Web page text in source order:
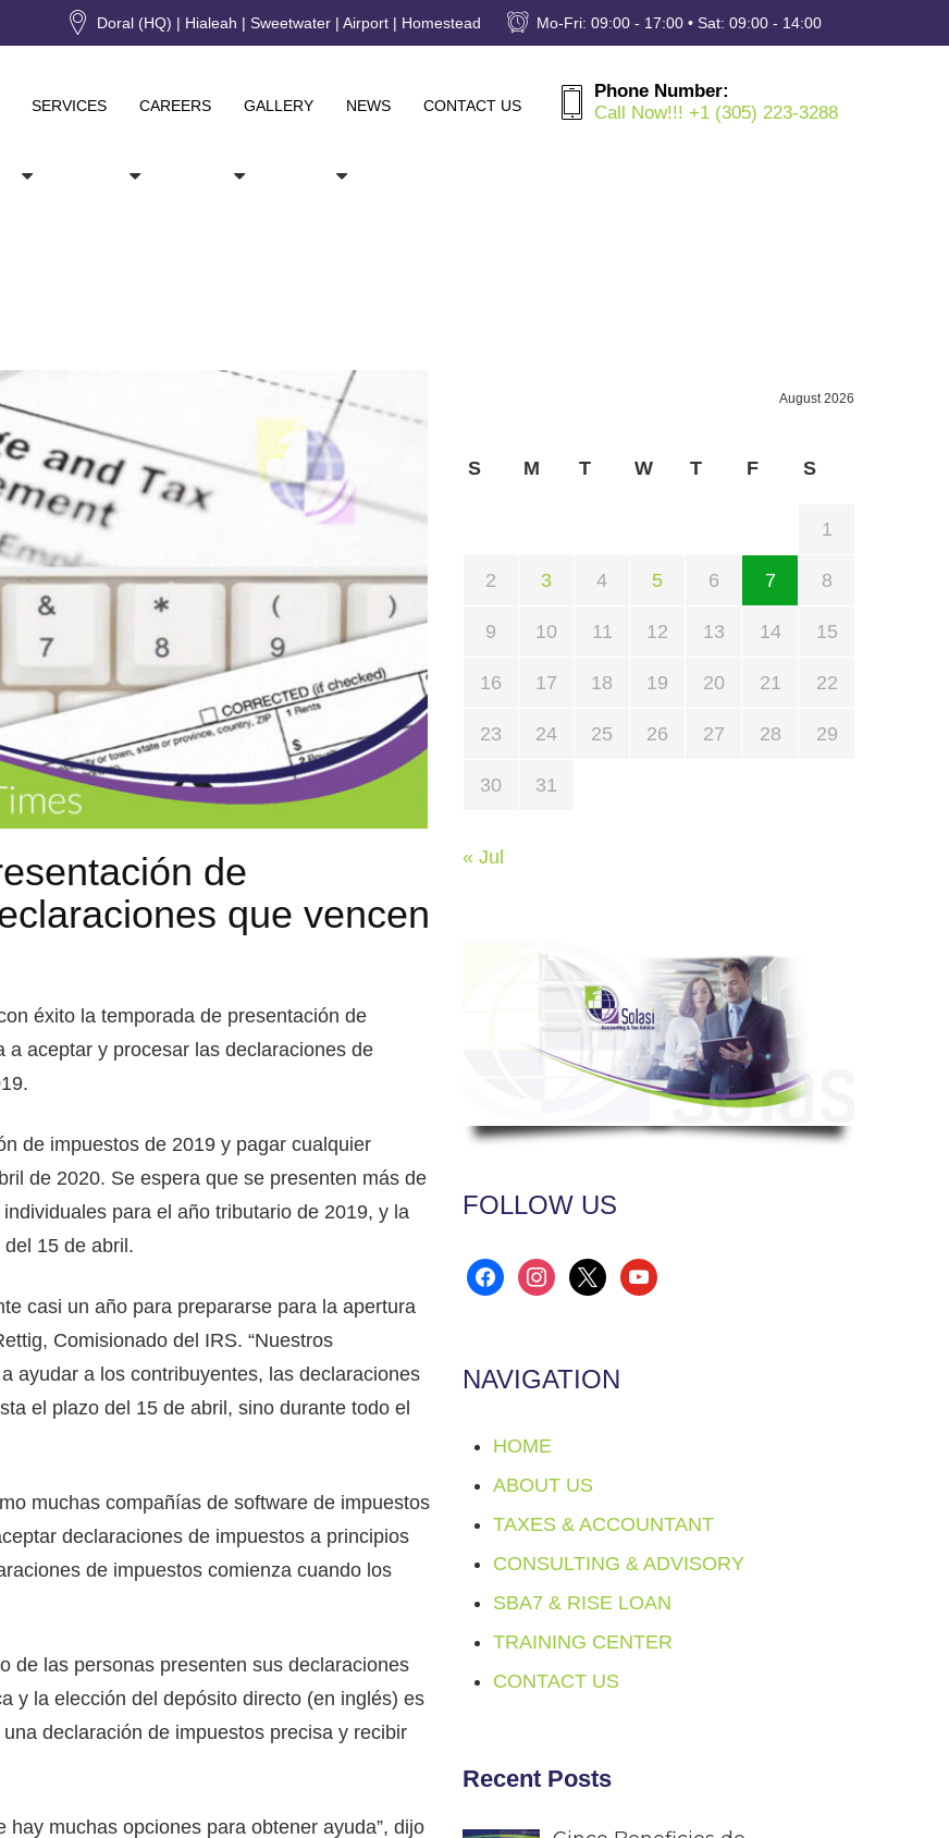
Doral (HQ) | Hialeah | Sweetwater | Airport | Homestead Mo-Fri: 09:00 - 17:00 • Sat: 09:00 - 14:00
Phone Number:
Call Now!!! +1 (305) 223-3288
SERVICES CAREERS GALLERY NEWS CONTACT US
de
que vencen
éxito la temporada de presentación de
aceptar y procesar las declaraciones de
de impuestos de 2019 y pagar cualquier
de 2020. Se espera que se presenten más de
para el año tributario de 2019, y la
15 de abril.
casi un año para prepararse para la apertura
Comisionado del IRS. “Nuestros
ayudar a los contribuyentes, las declaraciones
el plazo del 15 de abril, sino durante todo el
muchas compañías de software de impuestos
declaraciones de impuestos a principios
de impuestos comienza cuando los
de las personas presenten sus declaraciones
y la elección del depósito directo (en inglés) es
declaración de impuestos precisa y recibir
muchas opciones para obtener ayuda”, dijo
August 2026
S M T W T F S
1
2 3 4 5 6 7 8
9 10 11 12 13 14 15
16 17 18 19 20 21 22
23 24 25 26 27 28 29
30 31
« Jul
FOLLOW US
facebookinstagram
x youtube
NAVIGATION
HOME
ABOUT US
TAXES & ACCOUNTANT
CONSULTING & ADVISORY
SBA7 & RISE LOAN
TRAINING CENTER
CONTACT US
Recent Posts